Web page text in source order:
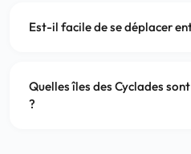
Est-il facile de se déplacer
Quelles îles des Cyclades
?